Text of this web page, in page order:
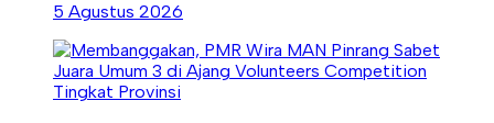
5 Agustus 2026